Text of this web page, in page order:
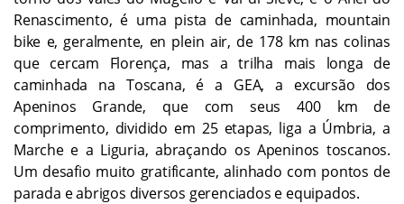
Renascimento, é uma pista de caminhada, mountain
bike e, geralmente, en plein air, de 178 km nas colinas
que cercam Florença, mas a trilha mais longa de
caminhada na Toscana, é a GEA, a excursão dos
Apeninos Grande, que com seus 400 km de
comprimento, dividido em 25 etapas, liga a Úmbria, a
Marche e a Liguria, abraçando os Apeninos toscanos.
Um desafio muito gratificante, alinhado com pontos de
parada e abrigos diversos gerenciados e equipados.